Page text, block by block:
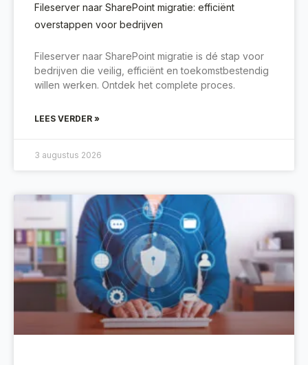
Fileserver naar SharePoint migratie: efficiënt
overstappen voor bedrijven
Fileserver naar SharePoint migratie is dé stap voor
bedrijven die veilig, efficiënt en toekomstbestendig
willen werken. Ontdek het complete proces.
LEES VERDER »
3 augustus 2026